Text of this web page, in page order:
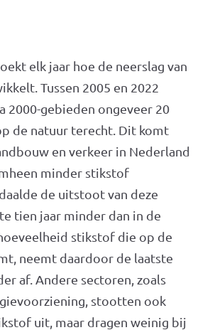
elk jaar hoe de neerslag van
Tussen 2005 en 2022
2000-gebieden ongeveer 20
de natuur terecht. Dit komt
en verkeer in Nederland
minder stikstof
de uitstoot van deze
tien jaar minder dan in de
stikstof die op de
neemt daardoor de laatste
af. Andere sectoren, zoals
stootten ook
uit, maar dragen weinig bij